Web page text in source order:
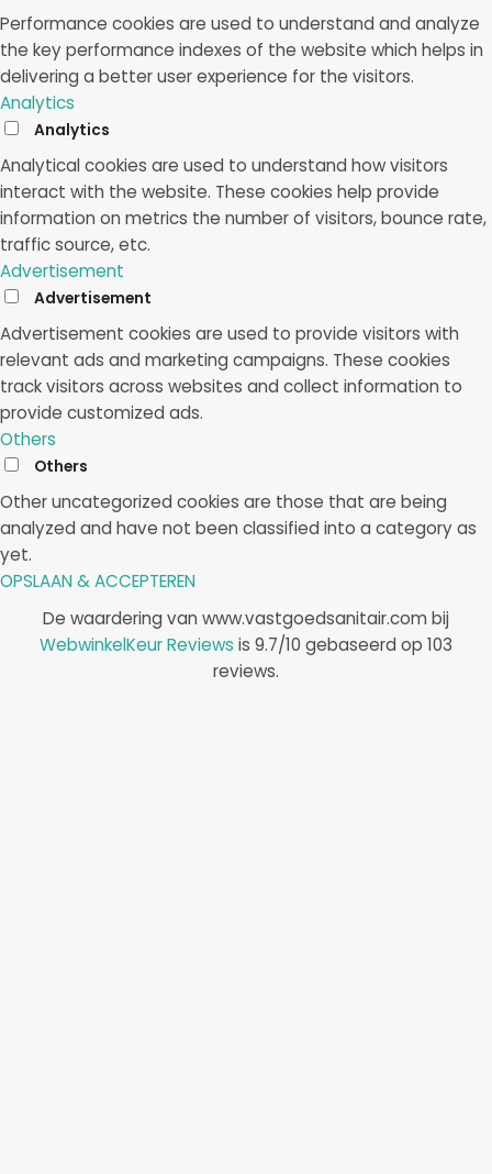
Performance cookies are used to understand and analyze
the key performance indexes of the website which helps in
delivering a better user experience for the visitors.
Analytics
Analytics
Analytical cookies are used to understand how visitors
interact with the website. These cookies help provide
information on metrics the number of visitors, bounce rate,
traffic source, etc.
Advertisement
Advertisement
Advertisement cookies are used to provide visitors with
relevant ads and marketing campaigns. These cookies
track visitors across websites and collect information to
provide customized ads.
Others
Others
Other uncategorized cookies are those that are being
analyzed and have not been classified into a category as
yet.
OPSLAAN & ACCEPTEREN
De waardering van www.vastgoedsanitair.com bij
WebwinkelKeur Reviews is 9.7/10 gebaseerd op 103
reviews.